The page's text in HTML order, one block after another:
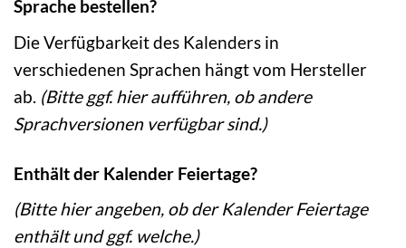
Sprache bestellen?
Die Verfügbarkeit des Kalenders in
verschiedenen Sprachen hängt vom Hersteller
ab. (Bitte ggf. hier aufführen, ob andere
Sprachversionen verfügbar sind.)
Enthält der Kalender Feiertage?
(Bitte hier angeben, ob der Kalender Feiertage
enthält und ggf. welche.)